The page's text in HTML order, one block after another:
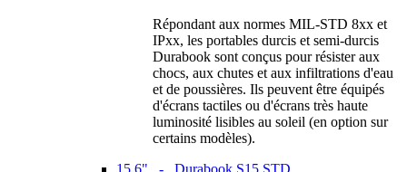
Répondant aux normes MIL-STD 8xx et
IPxx, les portables durcis et semi-durcis
Durabook sont conçus pour résister aux
chocs, aux chutes et aux infiltrations d'eau
et de poussières. Ils peuvent être équipés
d'écrans tactiles ou d'écrans très haute
luminosité lisibles au soleil (en option sur
certains modèles).